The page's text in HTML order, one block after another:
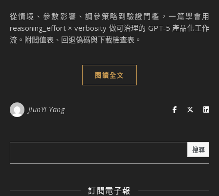
從情境、參數影響、調參策略到驗證門檻，一篇學會用
reasoning_effort × verbosity 做可治理的 GPT‑5 產品化工作
流。附閾值表、回退偽碼與下載檢查表。
閱讀全文
JiunYi Yang
搜尋
訂閱電子報